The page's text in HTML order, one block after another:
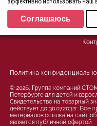
Политика
© 2026, Группа компаний
Петербурге для детей и
Свидетельство на товарный
действует до 30.07.2032г.
материалов ссылка на сайт
является публичной офертой
Выберите настройки
Минимальные
Аналитические/
Соглашаюсь